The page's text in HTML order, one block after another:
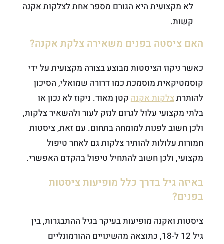
לא מקצועית היא הגורם מספר אחת לצלקות אקנה
קשות.
האם ציסטה בפנים משאירה צלקת אקנה?
כאשר ניקוז הציסטות מבוצע בצורה מקצועית על ידי
קוסמטיקאית מוסמכת כמו דרורה שמואלי, הסיכון
להותרתצלקות אקנה קטן מאוד. ניקוז לא נכון או
בלתי מקצועי עלול לגרום לנזק לעור ולהשאיר צלקות,
ולכן חשוב לפנות למומחה בתחום. עם זאת, ציסטות
חמורות עלולות להותיר צלקות גם לאחר טיפול
מקצועי, ולכן חשוב להתחיל טיפול בהקדם האפשרי.
באיזה גיל בדרך כלל מופיעות ציסטות
בפנים?
ציסטות ואקנה מופיעות בעיקר בגיל ההתבגרות, בין
גיל 12 ל-18, כתוצאה מהשינויים ההורמונליים